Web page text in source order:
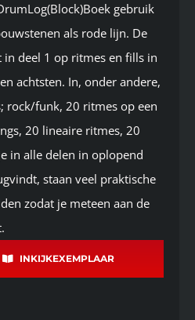
gebruik
als rode lijn. De
in deel 1 op ritmes en fills in
achtsten. In, onder andere,
rock/funk, 20 ritmes op een
20 lineaire ritmes, 20
in alle delen in oplopend
staan veel praktische
zodat je meteen aan de
INKIJKEXEMPLAAR